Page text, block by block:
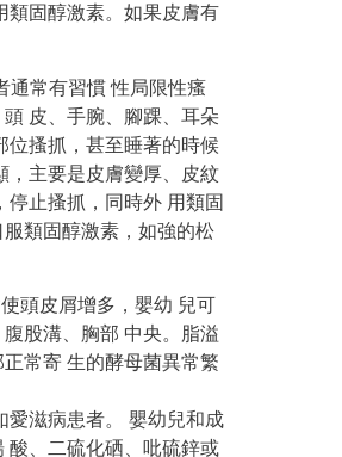
類固醇激素。如果皮膚有
通常有習慣 性局限性瘙
皮、手腕、腳踝、耳朵
位搔抓，甚至睡著的時候
，主要是皮膚變厚、皮紋
停止搔抓，同時外 用類固
類固醇激素，如強的松
頭皮屑增多，嬰幼 兒可
股溝、胸部 中央。脂溢
常寄 生的酵母菌異常繁
愛滋病患者。 嬰幼兒和成
酸、二硫化硒、吡硫鋅或